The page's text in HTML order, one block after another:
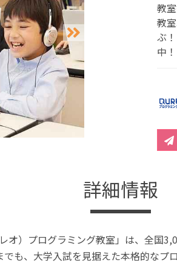
教
教
ぶ
中！
詳細情報
レオ）プログラミング教室」は、全国
も、大学入試を見据えた本格的なプ